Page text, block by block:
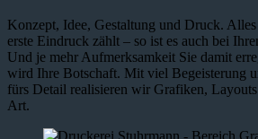
Konzept, Idee, Gestaltung und Druck.
erste Eindruck zählt – so ist es auch bei
Und je mehr Aufmerksamkeit Sie damit
wird Ihre Botschaft. Mit viel Begeisterung
fürs Detail realisieren wir Grafiken,
Art.